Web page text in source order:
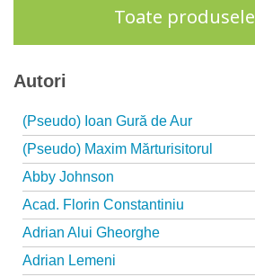
Toate produsele
Autori
(Pseudo) Ioan Gură de Aur
(Pseudo) Maxim Mărturisitorul
Abby Johnson
Acad. Florin Constantiniu
Adrian Alui Gheorghe
Adrian Lemeni